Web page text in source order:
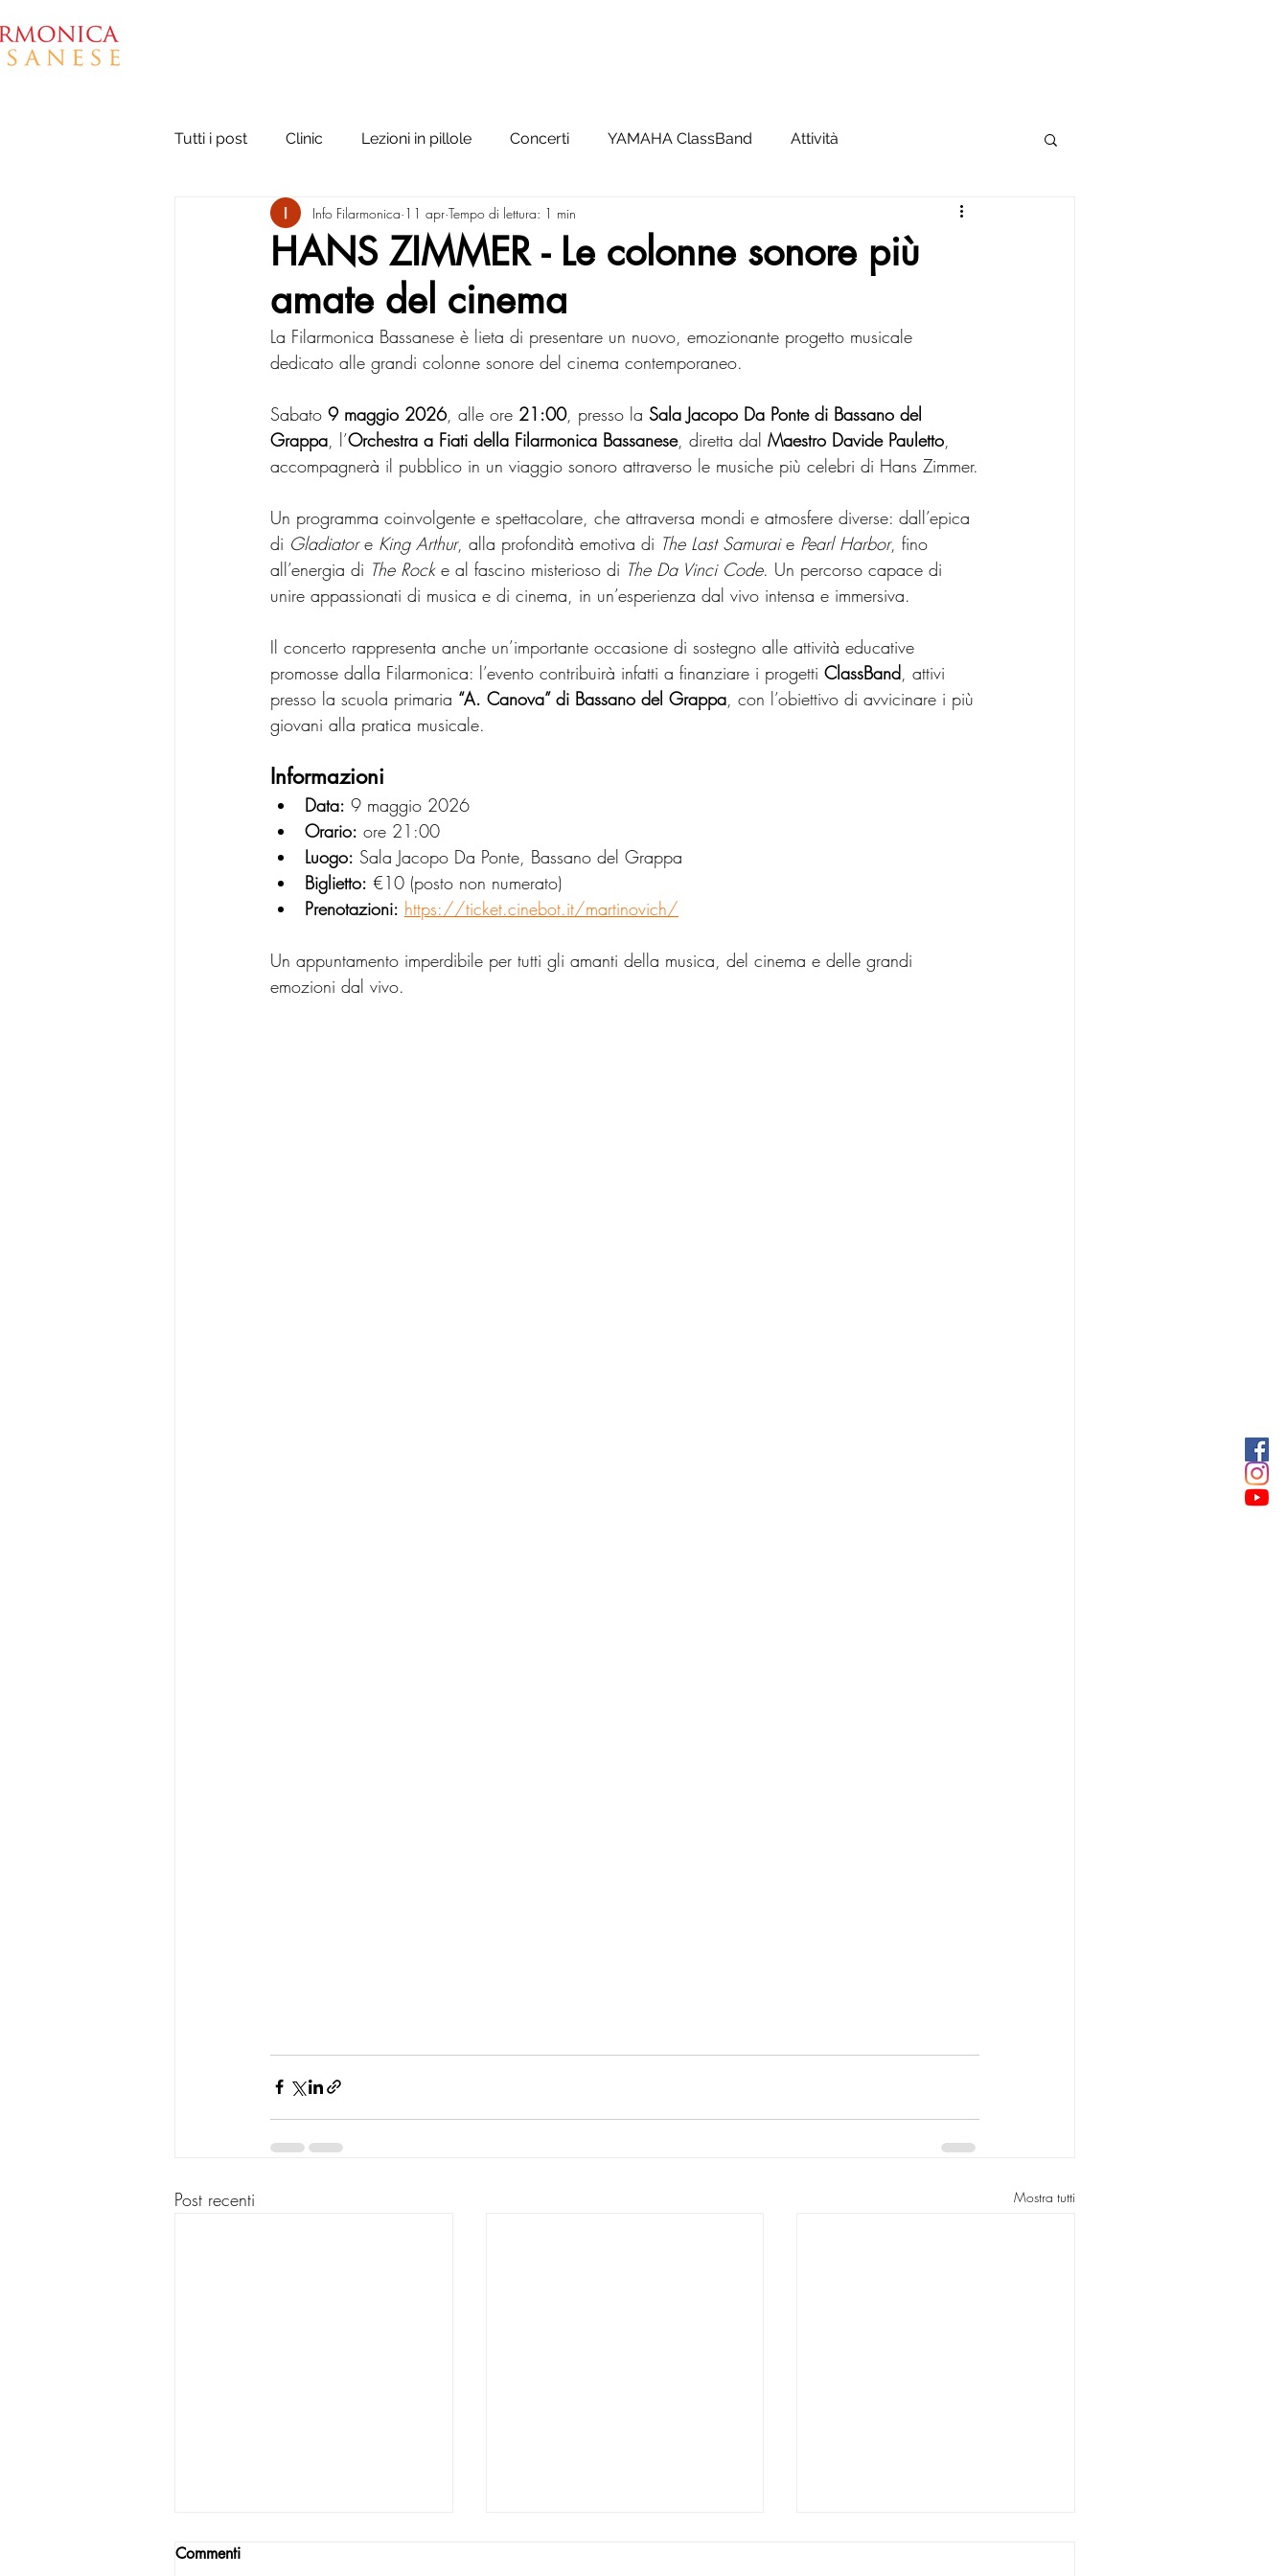
Tutti i post Clinic Lezioni in pillole Concerti YAMAHA ClassBand Attività
HANS ZIMMER - Le colonne sonore più
amate del cinema
Info Filarmonica 11 apr Tempo di lettura: 1 min
La Filarmonica Bassanese è lieta di presentare un nuovo, emozionante progetto musicale
dedicato alle grandi colonne sonore del cinema contemporaneo.
Sabato 9 maggio 2026, alle ore 21:00, presso la Sala Jacopo Da Ponte di Bassano del
Grappa, l’Orchestra a Fiati della Filarmonica Bassanese, diretta dal Maestro Davide Pauletto,
accompagnerà il pubblico in un viaggio sonoro attraverso le musiche più celebri di Hans Zimmer.
Un programma coinvolgente e spettacolare, che attraversa mondi e atmosfere diverse: dall’epica
di Gladiator e King Arthur, alla profondità emotiva di The Last Samurai e Pearl Harbor, fino
all’energia di The Rock e al fascino misterioso di The Da Vinci Code. Un percorso capace di
unire appassionati di musica e di cinema, in un’esperienza dal vivo intensa e immersiva.
Il concerto rappresenta anche un’importante occasione di sostegno alle attività educative
promosse dalla Filarmonica: l’evento contribuirà infatti a finanziare i progetti ClassBand, attivi
presso la scuola primaria “A. Canova” di Bassano del Grappa, con l’obiettivo di avvicinare i più
giovani alla pratica musicale.
Informazioni
Data: 9 maggio 2026
Orario: ore 21:00
Luogo: Sala Jacopo Da Ponte, Bassano del Grappa
Biglietto: €10 (posto non numerato)
Prenotazioni: https://ticket.cinebot.it/martinovich/
Un appuntamento imperdibile per tutti gli amanti della musica, del cinema e delle grandi
emozioni dal vivo.
Post recenti Mostra tutti
Commenti